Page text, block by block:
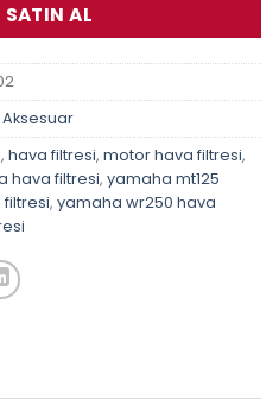
SATIN AL
, hava filtresi, motor hava filtresi,
hava filtresi, yamaha mt125
filtresi, yamaha wr250 hava